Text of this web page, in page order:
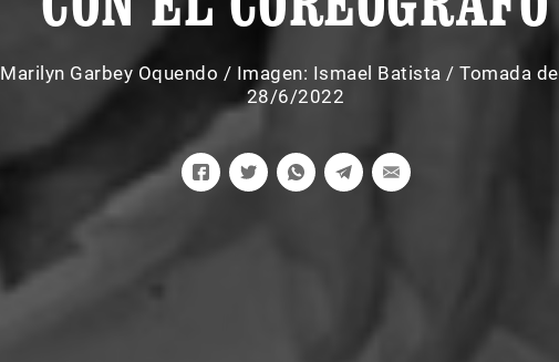
Marilyn Garbey Oquendo / Imagen: Ismael Batista / Tomada de
28/6/2022